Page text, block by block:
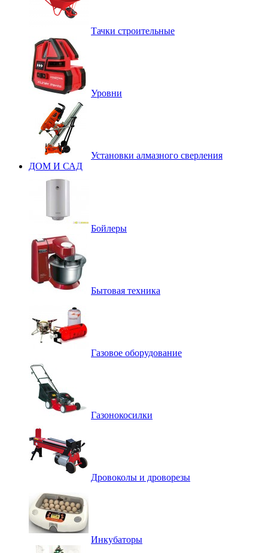
Тачки строительные
Уровни
Установки алмазного сверления
ДОМ И САД
Бойлеры
Бытовая техника
Газовое оборудование
Газонокосилки
Дровоколы и дроворезы
Инкубаторы